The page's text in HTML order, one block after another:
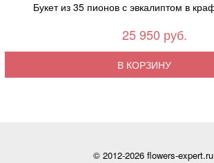
Букет из 35 пионов с эвкалиптом в
25 950 руб.
В КОРЗИНУ
© 2012-2026 flowers-